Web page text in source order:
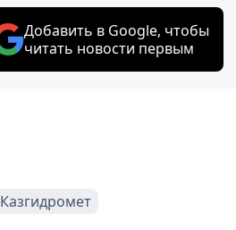
Добавить в Google, чтобы
читать новости первым
Казгидромет